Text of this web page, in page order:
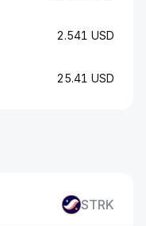
2.541 USD
25.41 USD
STRK